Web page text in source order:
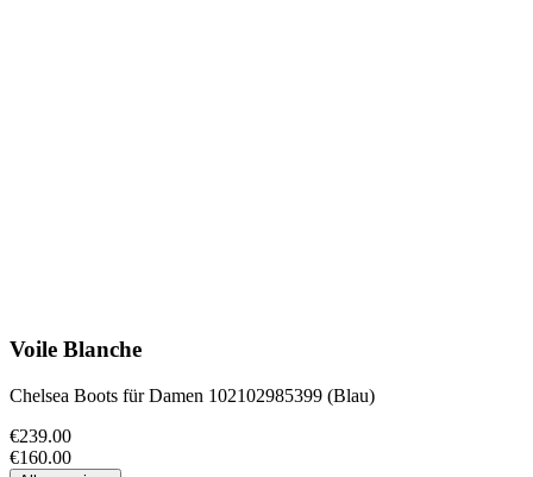
Voile Blanche
Chelsea Boots für Damen 102102985399 (Blau)
€239.00
€160.00